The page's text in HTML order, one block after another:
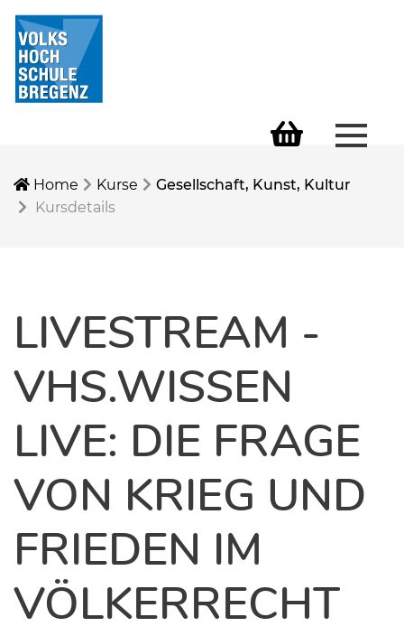
Home Kurse
Gesellschaft, Kunst, Kultur
Kursdetails
LIVESTREAM -
VHS.WISSEN
LIVE: DIE FRAGE
VON KRIEG UND
FRIEDEN IM
VÖLKERRECHT